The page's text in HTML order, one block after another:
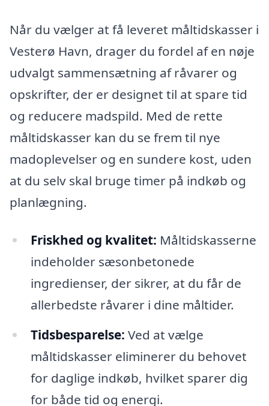
Når du vælger at få leveret måltidskasser i
Vesterø Havn, drager du fordel af en nøje
udvalgt sammensætning af råvarer og
opskrifter, der er designet til at spare tid
og reducere madspild. Med de rette
måltidskasser kan du se frem til nye
madoplevelser og en sundere kost, uden
at du selv skal bruge timer på indkøb og
planlægning.
Friskhed og kvalitet: Måltidskasserne
indeholder sæsonbetonede
ingredienser, der sikrer, at du får de
allerbedste råvarer i dine måltider.
Tidsbesparelse: Ved at vælge
måltidskasser eliminerer du behovet
for daglige indkøb, hvilket sparer dig
for både tid og energi.